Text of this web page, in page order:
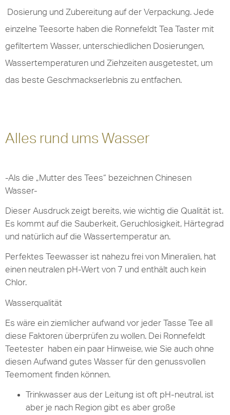
Dosierung und Zubereitung auf der Verpackung. Jede
einzelne Teesorte haben die Ronnefeldt Tea Taster mit
gefiltertem Wasser, unterschiedlichen Dosierungen,
Wassertemperaturen und Ziehzeiten ausgetestet, um
das beste Geschmackserlebnis zu entfachen.
Alles rund ums Wasser
-Als die „Mutter des Tees“ bezeichnen Chinesen
Wasser-
Dieser Ausdruck zeigt bereits, wie wichtig die Qualität ist.
Es kommt auf die Sauberkeit, Geruchlosigkeit, Härtegrad
und natürlich auf die Wassertemperatur an.
Perfektes Teewasser ist nahezu frei von Mineralien, hat
einen neutralen pH-Wert von 7 und enthält auch kein
Chlor.
Wasserqualität
Es wäre ein ziemlicher aufwand vor jeder Tasse Tee all
diese Faktoren überprüfen zu wollen. Dei Ronnefeldt
Teetester haben ein paar Hinweise, wie Sie auch ohne
diesen Aufwand gutes Wasser für den genussvollen
Teemoment finden können.
Trinkwasser aus der Leitung ist oft pH-neutral, ist
aber je nach Region gibt es aber große